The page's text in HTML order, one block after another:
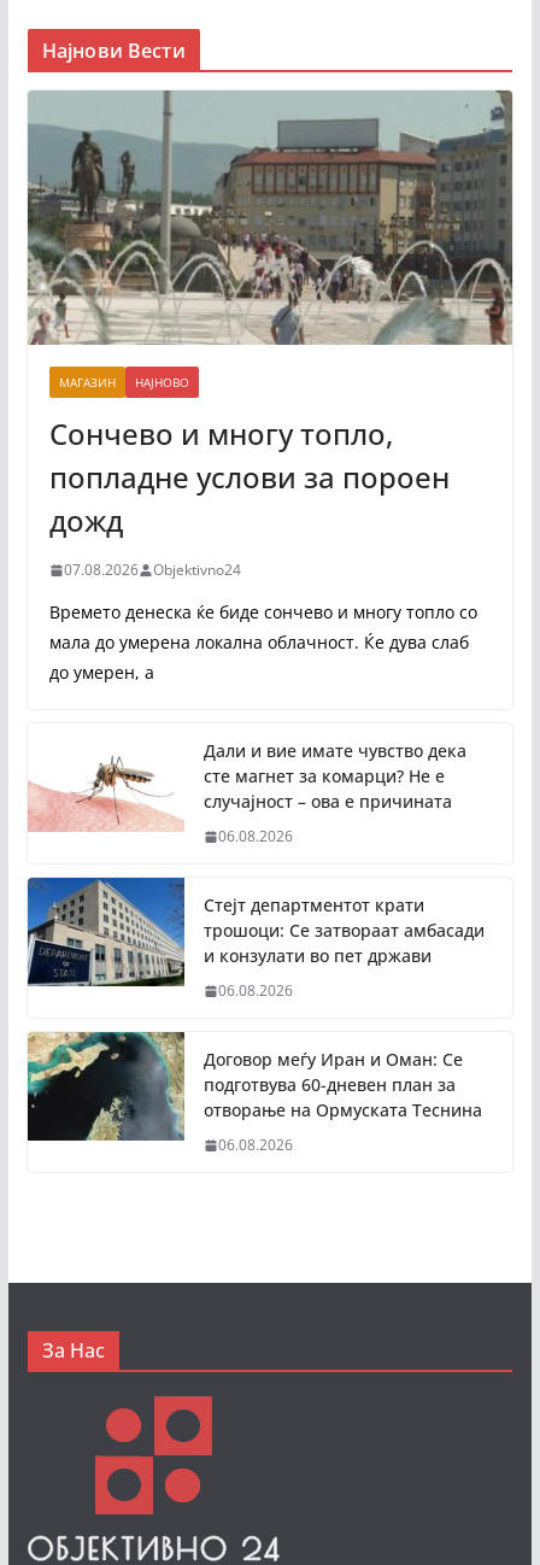
Најнови Вести
МАГАЗИН НАЈНОВО
Сончево и многу топло,
попладне услови за пороен
дожд
07.08.2026 Objektivno24
Времето денеска ќе биде сончево и многу топло со
мала до умерена локална облачност. Ќе дува слаб
до умерен, а
Дали и вие имате чувство дека
сте магнет за комарци? Не е
случајност – ова е причината
06.08.2026
Стејт департментот крати
трошоци: Се затвораат амбасади
и конзулати во пет држави
06.08.2026
Договор меѓу Иран и Оман: Се
подготвува 60-дневен план за
отворање на Ормуската Теснина
06.08.2026
За Нас